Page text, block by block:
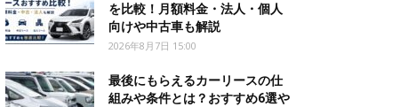
を比較！月額料金・法人・個人
向けや中古車も解説
2026年8月7日 15:00
最後にもらえるカーリースの仕
組みや条件とは？おすすめ6選や